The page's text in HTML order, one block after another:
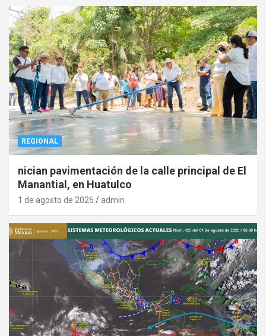
REGIONAL
nician pavimentación de la calle principal de El
Manantial, en Huatulco
1 de agosto de 2026 admin